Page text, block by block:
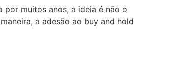
muitos anos, a ideia é não o
a adesão ao buy and hold